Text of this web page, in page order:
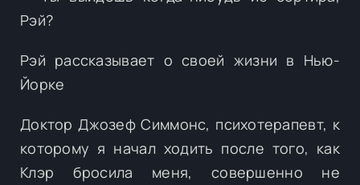
Рэй?
Рэй рассказывает о своей жизни в Нью-
Йорке
Доктор Джозеф Симмонс, психотерапевт, к
которому я начал ходить после того, как
Клэр бросила меня, совершенно не